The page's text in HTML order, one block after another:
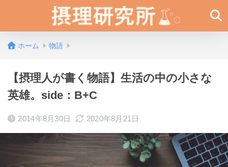
ホーム 物語
【摂理人が書く物語】生活の中の小さな
英雄。side：B+C
2014年8月30日 2020年8月21日